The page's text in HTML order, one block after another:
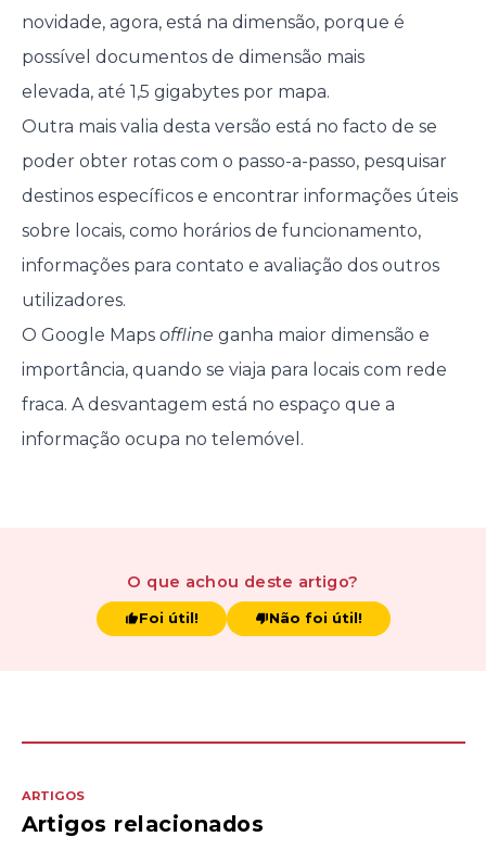
novidade, agora, está na dimensão, porque é
possível documentos de dimensão mais
elevada, até 1,5 gigabytes por mapa.
Outra mais valia desta versão está no facto de se
poder obter rotas com o passo-a-passo, pesquisar
destinos específicos e encontrar informações úteis
sobre locais, como horários de funcionamento,
informações para contato e avaliação dos outros
utilizadores.
O Google Maps offline ganha maior dimensão e
importância, quando se viaja para locais com rede
fraca. A desvantagem está no espaço que a
informação ocupa no telemóvel.
O que achou deste artigo?
Foi útil! Não foi útil!
ARTIGOS
Artigos relacionados